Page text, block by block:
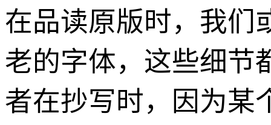
在品读原版时，我们
老的字体，这些细节
者在抄写时，因为某